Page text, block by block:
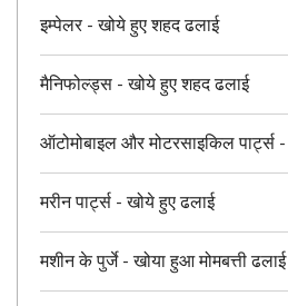
इम्पेलर - खोये हुए शहद ढलाई
मैनिफोल्ड्स - खोये हुए शहद ढलाई
ऑटोमोबाइल और मोटरसाइकिल पार्ट्स
मरीन पार्ट्स - खोये हुए ढलाई
मशीन के पुर्जे - खोया हुआ मोमबत्ती ढलाई